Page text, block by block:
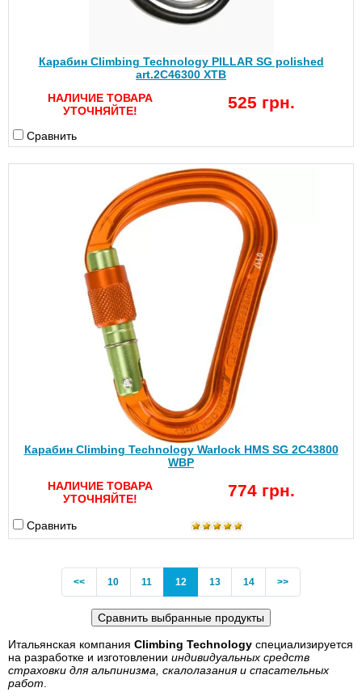
Карабин Climbing Technology PILLAR SG polished
art.2C46300 XTB
НАЛИЧИЕ ТОВАРА
УТОЧНЯЙТЕ!
525 грн.
Сравнить
Карабин Climbing Technology Warlock HMS SG 2C43800
WBP
НАЛИЧИЕ ТОВАРА
УТОЧНЯЙТЕ!
774 грн.
Сравнить
<<Previous
10 11 12(current)
13 14 >>
Итальянская компания Climbing Technology специализируется
на разработке и изготовлении индивидуальных средств
страховки для альпинизма, скалолазания и спасательных
работ.